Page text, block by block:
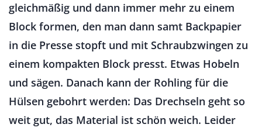
gleichmäßig und dann immer mehr zu einem
Block formen, den man dann samt Backpapier
in die Presse stopft und mit Schraubzwingen zu
einem kompakten Block presst. Etwas Hobeln
und sägen. Danach kann der Rohling für die
Hülsen gebohrt werden: Das Drechseln geht so
weit gut, das Material ist schön weich. Leider